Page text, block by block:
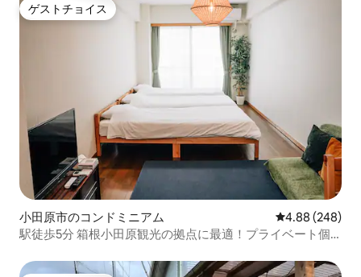
ゲストチョイス
ゲストチョイス
小田原市のコンドミニアム レビュー248
4.88 (248)
駅徒歩5分 箱根小田原観光の拠点に最適！プライベート個